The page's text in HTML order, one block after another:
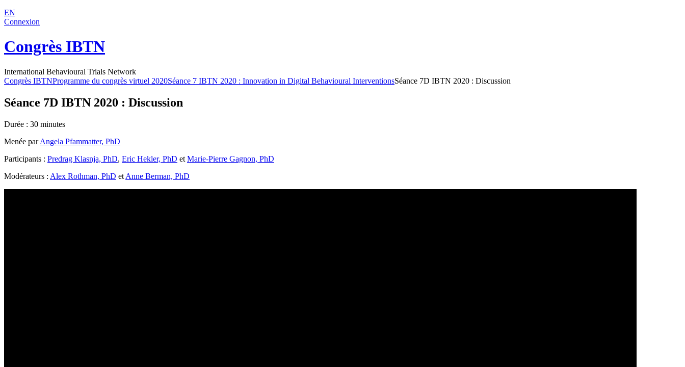
EN
Connexion
Congrès IBTN
International Behavioural Trials Network
Congrès IBTNProgramme du congrès virtuel 2020Séance 7 IBTN 2020 : Innovation in Digital Behavioural InterventionsSéance 7D IBTN 2020 : Discussion
Séance 7D IBTN 2020 : Discussion
Durée : 30 minutes
Menée parAngela Pfammatter, PhD
Participants : Predrag Klasnja, PhD, Eric Hekler, PhD et Marie-Pierre Gagnon, PhD
Modérateurs : Alex Rothman, PhD et Anne Berman, PhD